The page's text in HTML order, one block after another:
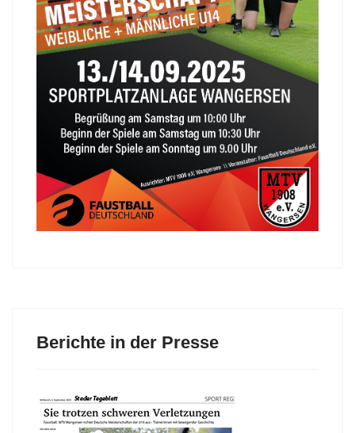
Berichte in der Presse